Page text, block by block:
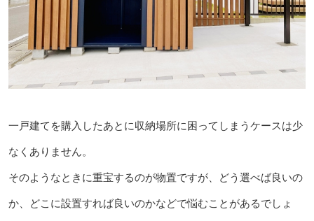
一戸建てを購入したあとに収納場所に困ってしまうケースは少
なくありません。
そのようなときに重宝するのが物置ですが、どう選べば良いの
か、どこに設置すれば良いのかなどで悩むことがあるでしょ